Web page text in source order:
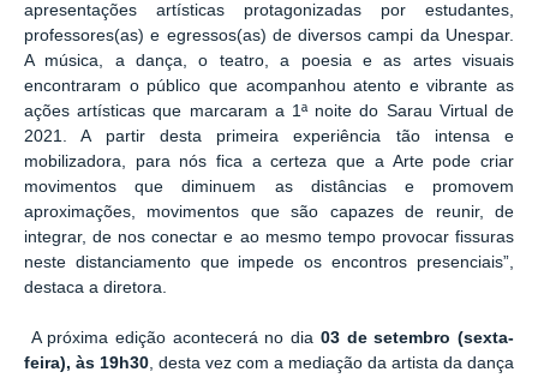
apresentações artísticas protagonizadas por estudantes,
professores(as) e egressos(as) de diversos campi da Unespar.
A música, a dança, o teatro, a poesia e as artes visuais
encontraram o público que acompanhou atento e vibrante as
ações artísticas que marcaram a 1ª noite do Sarau Virtual de
2021. A partir desta primeira experiência tão intensa e
mobilizadora, para nós fica a certeza que a Arte pode criar
movimentos que diminuem as distâncias e promovem
aproximações, movimentos que são capazes de reunir, de
integrar, de nos conectar e ao mesmo tempo provocar fissuras
neste distanciamento que impede os encontros presenciais”,
destaca a diretora.
A próxima edição acontecerá no dia 03 de setembro (sexta-
feira), às 19h30, desta vez com a mediação da artista da dança